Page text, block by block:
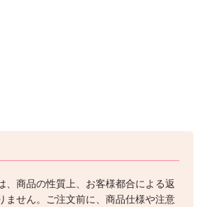
、商品の性質上、お客様都合による返
ません。ご注文前に、商品仕様や注意